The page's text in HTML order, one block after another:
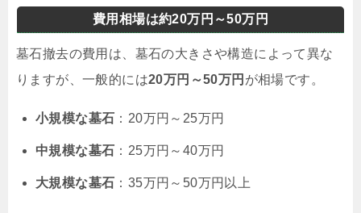
費用相場は約20万円～50万円
墓石撤去の費用は、墓石の大きさや構造によって異な
りますが、一般的には20万円～50万円 が相場です。
小規模な墓石 ：20万円～25万円
中規模な墓石 ：25万円～40万円
大規模な墓石 ：35万円～50万円以上